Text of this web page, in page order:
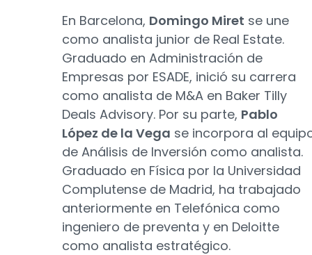
En Barcelona, Domingo Miret se une
como analista junior de Real Estate.
Graduado en Administración de
Empresas por ESADE, inició su carrera
como analista de M&A en Baker Tilly
Deals Advisory. Por su parte, Pablo
López de la Vega se incorpora al
de Análisis de Inversión como analista.
Graduado en Física por la Universidad
Complutense de Madrid, ha trabajado
anteriormente en Telefónica como
ingeniero de preventa y en Deloitte
como analista estratégico.